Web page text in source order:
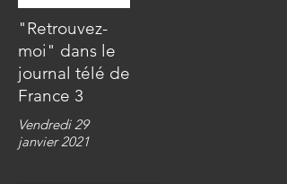
"Retrouvez-
moi" dans le
journal télé de
France 3
Vendredi 29
janvier 2021